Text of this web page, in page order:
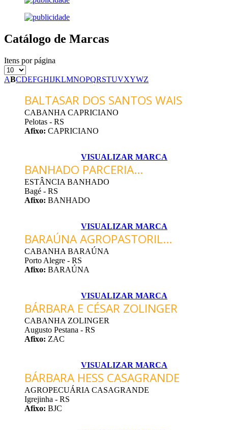
Catálogo de Marcas
Itens por página
ABCDEFGHIJKLMNOPQRSTUVXYWZ
BALTASAR DOS SANTOS WAIS
CABANHA CAPRICIANO
Pelotas - RS
Afixo: CAPRICIANO
VISUALIZAR MARCA
BANHADO PARCERIA...
ESTÂNCIA BANHADO
Bagé - RS
Afixo: BANHADO
VISUALIZAR MARCA
BARAÚNA AGROPASTORIL...
CABANHA BARAÚNA
Porto Alegre - RS
Afixo: BARAÚNA
VISUALIZAR MARCA
BÁRBARA E CÉSAR ZOLINGER
CABANHA ZOLINGER
Augusto Pestana - RS
Afixo: ZAC
VISUALIZAR MARCA
BÁRBARA HESS CASAGRANDE
AGROPECUÁRIA CASAGRANDE
Igrejinha - RS
Afixo: BJC